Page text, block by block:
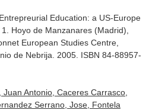
Education: a US-Europe
Hoyo de Manzanares (Madrid),
European Studies Centre,
de Nebrija. 2005. ISBN 84-88957-
Antonio, Caceres Carrasco,
Serrano, Jose, Fontela